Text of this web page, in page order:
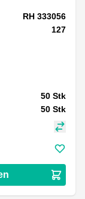
RH 333056
127
50 Stk
50 Stk